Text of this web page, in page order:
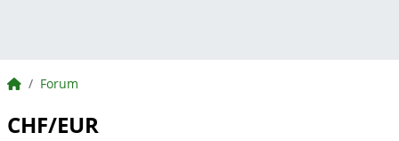
BörsenNEWS.de
Forum
CHF/EUR